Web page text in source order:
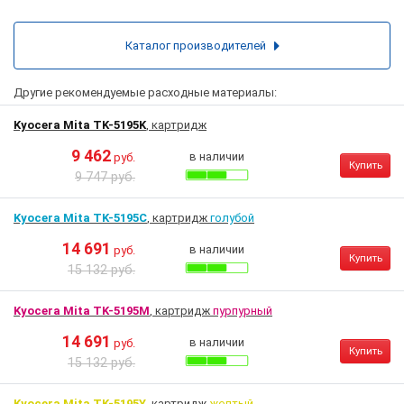
Другие рекомендуемые расходные материалы:
Kyocera Mita TK-5195K, картридж
9 462 руб.
9 747 руб.
в наличии
Купить
Kyocera Mita TK-5195C, картридж голубой
14 691 руб.
15 132 руб.
в наличии
Купить
Kyocera Mita TK-5195M, картридж пурпурный
14 691 руб.
15 132 руб.
в наличии
Купить